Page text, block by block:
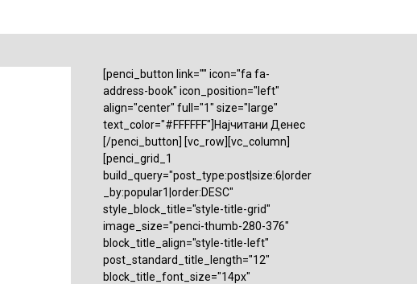
[penci_button link="" icon="fa fa-
address-book" icon_position="left"
align="center" full="1" size="large"
text_color="#FFFFFF"]Најчитани Денес
[/penci_button] [vc_row][vc_column]
[penci_grid_1
build_query="post_type:post|size:6|order
_by:popular1|order:DESC"
style_block_title="style-title-grid"
image_size="penci-thumb-280-376"
block_title_align="style-title-left"
post_standard_title_length="12"
block_title_font_size="14px"